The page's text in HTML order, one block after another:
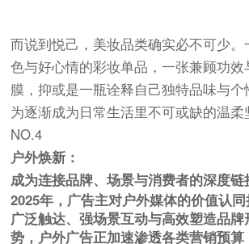
而说到悦己，美妆品类确实必不可少
色与好心情的彩妆单品，一张兼顾功
膜，抑或是一瓶诠释自己独特品味与
为逐渐成为日常生活里不可或缺的温柔
NO.4
户外焕新：
成为连接品牌、场景与消费者的深度链
2025年，广告主对户外媒体的价值认
广泛触达、强场景互动与高效塑造品
势，户外广告正加速渗透各类营销预算